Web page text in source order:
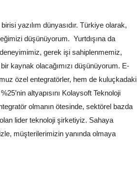
yazılım dünyasıdır. Türkiye olarak,
düşünüyorum. Yurtdışına da
gerek işi sahiplenmemiz,
kaynak olacağımızı düşünüyorum. E-
özel entegratörler, hem de kuluçkadaki
altyapısını Kolaysoft Teknoloji
olmanın ötesinde, sektörel bazda
lider teknoloji şirketiyiz. Sahaya
müşterilerimizin yanında olmaya